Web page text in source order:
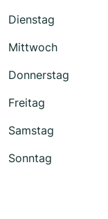
Dienstag
Mittwoch
Donnerstag
Freitag
Samstag
Sonntag